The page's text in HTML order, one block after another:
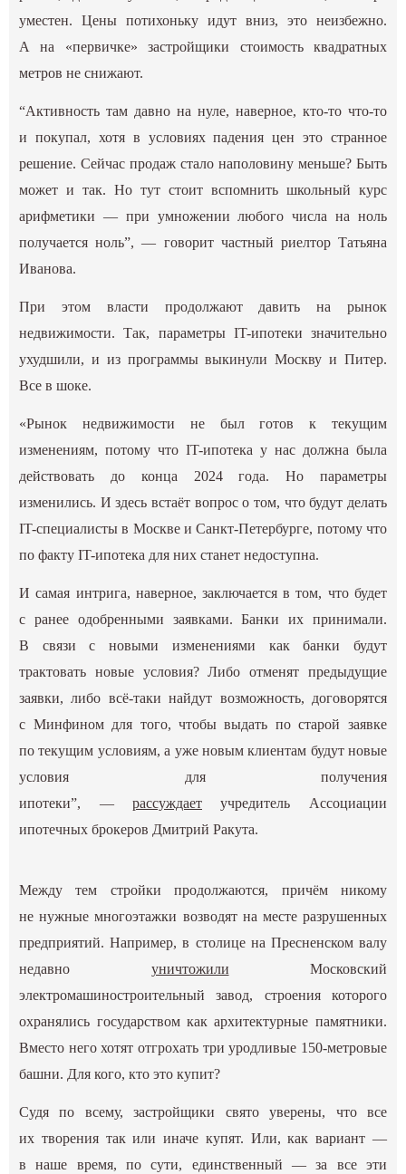
уместен. Цены потихоньку идут вниз, это неизбежно.
А на «первичке» застройщики стоимость квадратных
метров не снижают.
“Активность там давно на нуле, наверное, кто-то что-то
и покупал, хотя в условиях падения цен это странное
решение. Сейчас продаж стало наполовину меньше? Быть
может и так. Но тут стоит вспомнить школьный курс
арифметики — при умножении любого числа на ноль
получается ноль”, — говорит частный риелтор Татьяна
Иванова.
При этом власти продолжают давить на рынок
недвижимости. Так, параметры IT-ипотеки значительно
ухудшили, и из программы выкинули Москву и Питер.
Все в шоке.
«Рынок недвижимости не был готов к текущим
изменениям, потому что IT-ипотека у нас должна была
действовать до конца 2024 года. Но параметры
изменились. И здесь встаёт вопрос о том, что будут делать
IT-специалисты в Москве и Санкт-Петербурге, потому что
по факту IT-ипотека для них станет недоступна.
И самая интрига, наверное, заключается в том, что будет
с ранее одобренными заявками. Банки их принимали.
В связи с новыми изменениями как банки будут
трактовать новые условия? Либо отменят предыдущие
заявки, либо всё-таки найдут возможность, договорятся
с Минфином для того, чтобы выдать по старой заявке
по текущим условиям, а уже новым клиентам будут новые
условия для получения
ипотеки”, — рассуждает учредитель Ассоциации
ипотечных брокеров Дмитрий Ракута.
Между тем стройки продолжаются, причём никому
не нужные многоэтажки возводят на месте разрушенных
предприятий. Например, в столице на Пресненском валу
недавно уничтожили Московский
электромашиностроительный завод, строения которого
охранялись государством как архитектурные памятники.
Вместо него хотят отгрохать три уродливые 150-метровые
башни. Для кого, кто это купит?
Судя по всему, застройщики свято уверены, что все
их творения так или иначе купят. Или, как вариант —
в наше время, по сути, единственный — за все эти